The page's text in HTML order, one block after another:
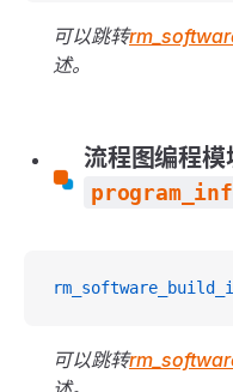
可以跳转
述。
流程图编程
可以跳转